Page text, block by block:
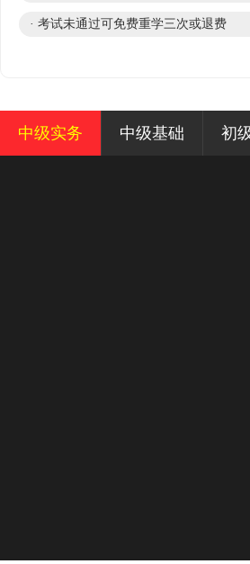
· 考试未通过可免费重学三次或退费
中级实务 中级基础 初